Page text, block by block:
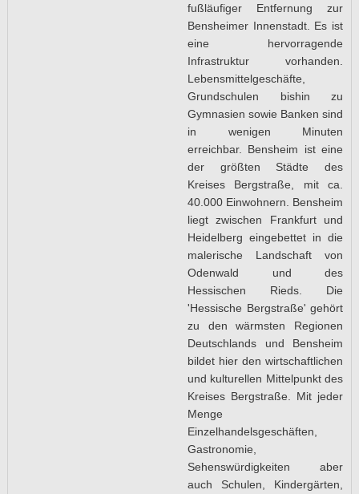
fußläufiger Entfernung zur
Bensheimer Innenstadt. Es ist
eine hervorragende
Infrastruktur vorhanden.
Lebensmittelgeschäfte,
Grundschulen bishin zu
Gymnasien sowie Banken sind
in wenigen Minuten
erreichbar. Bensheim ist eine
der größten Städte des
Kreises Bergstraße, mit ca.
40.000 Einwohnern. Bensheim
liegt zwischen Frankfurt und
Heidelberg eingebettet in die
malerische Landschaft von
Odenwald und des
Hessischen Rieds. Die
'Hessische Bergstraße' gehört
zu den wärmsten Regionen
Deutschlands und Bensheim
bildet hier den wirtschaftlichen
und kulturellen Mittelpunkt des
Kreises Bergstraße. Mit jeder
Menge
Einzelhandelsgeschäften,
Gastronomie,
Sehenswürdigkeiten aber
auch Schulen, Kindergärten,